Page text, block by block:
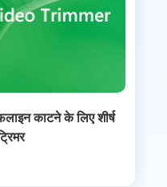
काटने के लिए शीर्ष